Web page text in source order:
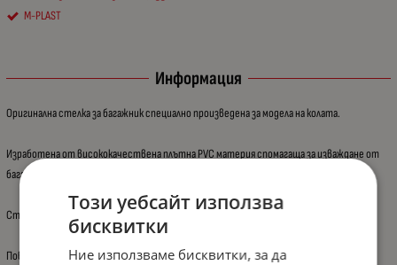
M-PLAST
Информация
Оригинална стелка за багажник специално произведена за модела на колата.
Изработена от висококачествена плътна PVC материя спомагаща за изваждане от
багажника, дори и пълна с течност, поради по твърдата материя.
Стелката е без неприятна миризма и водонепромокаема.
Повдигнат ръб в краищата, около 3см. тип леген.
Този уебсайт използва
бисквитки
Ние използваме бисквитки, за да